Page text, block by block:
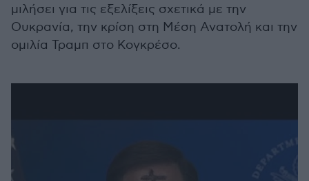
μιλήσει για τις εξελίξεις σχετικά με την
Ουκρανία, την κρίση στη Μέση Ανατολή και την
ομιλία Τραμπ στο Κογκρέσο.